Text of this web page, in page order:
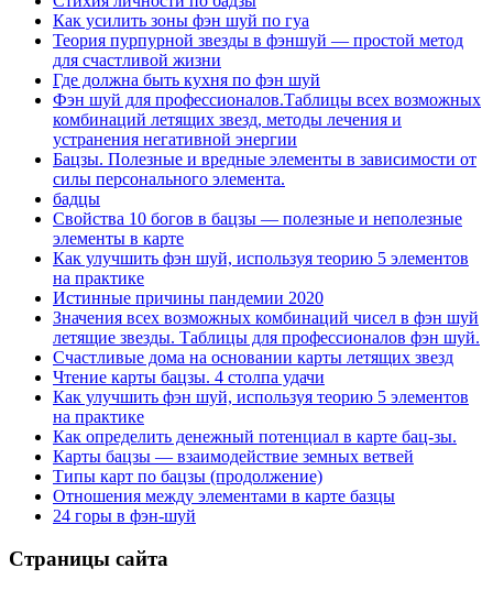
Как усилить зоны фэн шуй по гуа
Теория пурпурной звезды в фэншуй — простой метод
для счастливой жизни
Где должна быть кухня по фэн шуй
Фэн шуй для профессионалов.Таблицы всех возможных
комбинаций летящих звезд, методы лечения и
устранения негативной энергии
Бацзы. Полезные и вредные элементы в зависимости от
силы персонального элемента.
бадцы
Свойства 10 богов в бацзы — полезные и неполезные
элементы в карте
Как улучшить фэн шуй, используя теорию 5 элементов
на практике
Истинные причины пандемии 2020
Значения всех возможных комбинаций чисел в фэн шуй
летящие звезды. Таблицы для профессионалов фэн шуй.
Счастливые дома на основании карты летящих звезд
Чтение карты бацзы. 4 столпа удачи
Как улучшить фэн шуй, используя теорию 5 элементов
на практике
Как определить денежный потенциал в карте бац-зы.
Карты бацзы — взаимодействие земных ветвей
Типы карт по бацзы (продолжение)
Отношения между элементами в карте базцы
24 горы в фэн-шуй
Страницы сайта